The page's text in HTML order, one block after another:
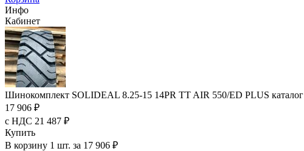
Инфо
Кабинет
Шинокомплект SOLIDEAL 8.25-15 14PR TT AIR 550/ED PLUS каталог
17 906 ₽
с НДС 21 487 ₽
Купить
В корзину 1 шт. за 17 906 ₽